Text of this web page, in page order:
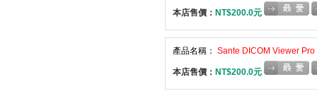
本店售價： NT$200.0元
產品名稱： Sante DICOM Viewer
本店售價： NT$200.0元